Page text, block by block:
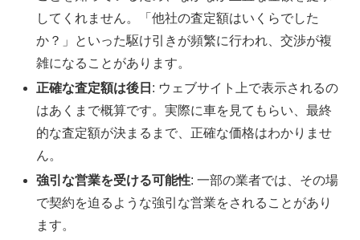
してくれません。「他社の査定額はいくらでした
か？」といった駆け引きが頻繁に行われ、交渉が複
雑になることがあります。
正確な査定額は後日 : ウェブサイト上で表示されるの
はあくまで概算です。実際に車を見てもらい、最終
的な査定額が決まるまで、正確な価格はわかりませ
ん。
強引な営業を受ける可能性: 一部の業者では、その場
で契約を迫るような強引な営業をされることがあり
ます。